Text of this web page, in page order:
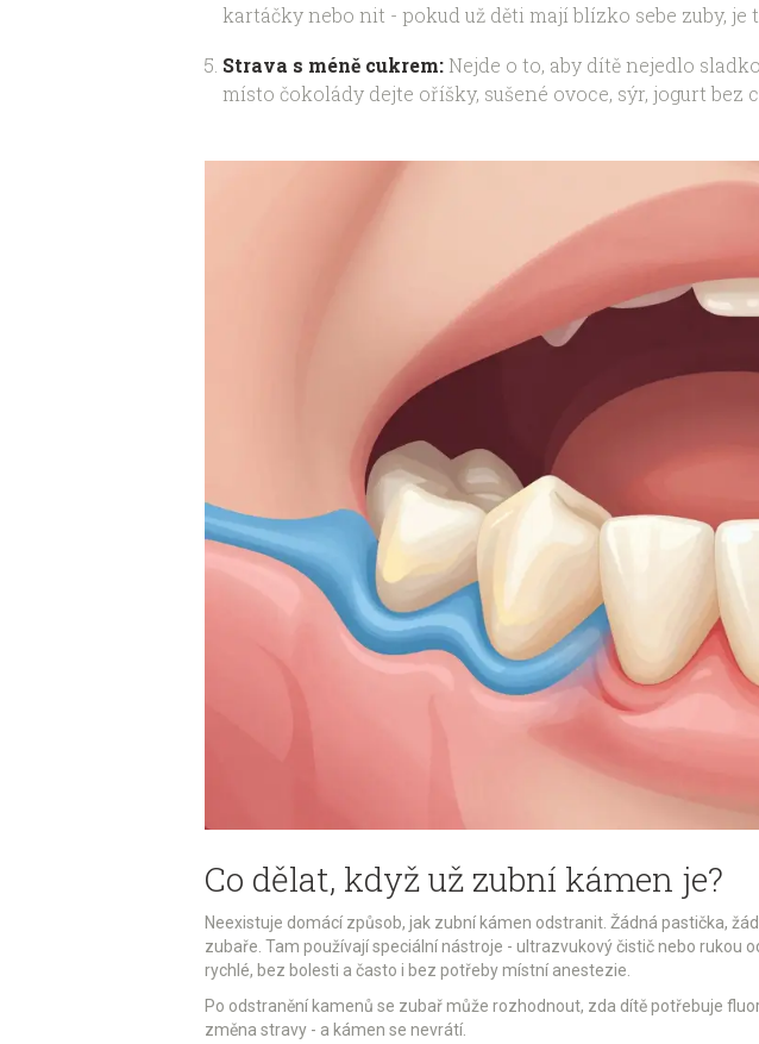
kartáčky nebo nit - pokud už děti mají blízko sebe zuby, je
Strava s méně cukrem: Nejde o to, aby dítě nejedlo
místo čokolády dejte oříšky, sušené ovoce, sýr, jogurt
Co dělat, když už zubní kámen je?
Neexistuje domácí způsob, jak zubní kámen odstranit. Žádná pastička,
zubaře. Tam používají speciální nástroje - ultrazvukový čistič nebo rukou
rychlé, bez bolesti a často i bez potřeby místní anestezie.
Po odstranění kamenů se zubař může rozhodnout, zda dítě potřebuje
změna stravy - a kámen se nevrátí.